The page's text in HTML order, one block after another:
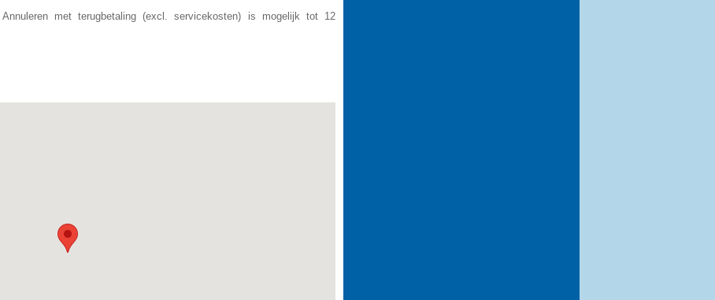
met terugbetaling (excl. servicekosten) is mogelijk tot 12